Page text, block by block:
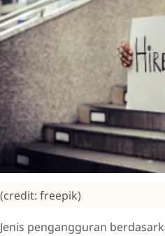
(credit: freepik)
Jenis pengangguran